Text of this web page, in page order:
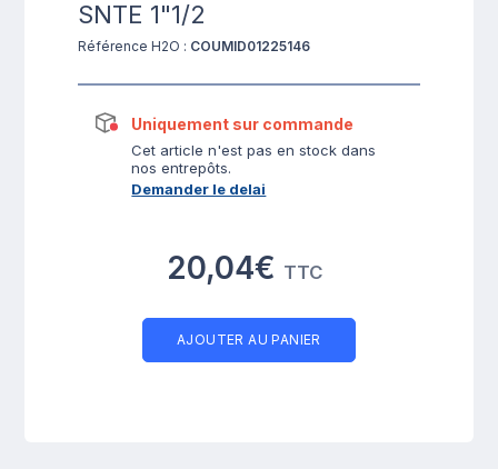
SNTE 1"1/2
Référence H2O : COUMID01225146
Uniquement sur commande
Cet article n'est pas en stock dans
nos entrepôts.
Demander le delai
20,04€ TTC
AJOUTER AU PANIER